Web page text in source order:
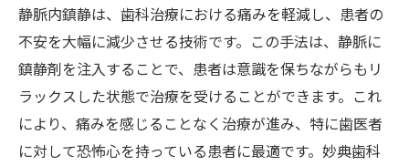
恐怖心を軽減する静脈内鎮静のメカニズム
妙典歯科Nクリニックのカウンセリング手法
治療への不安を取り除くための革新的技術
患者様一人ひとりに合わせた治療プラン
静脈内鎮静を用いた快適な治療プロセス
静脈内鎮静は、歯科治療における痛みを軽減し、患者の
不安を大幅に減少させる技術です。この手法は、静脈に
鎮静剤を注入することで、患者は意識を保ちながらもリ
ラックスした状態で治療を受けることができます。これ
により、痛みを感じることなく治療が進み、特に歯医者
に対して恐怖心を持っている患者に最適です。妙典歯科